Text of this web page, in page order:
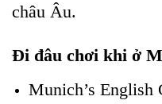
châu Âu.
Đi đâu chơi khi ở
Munich’s English